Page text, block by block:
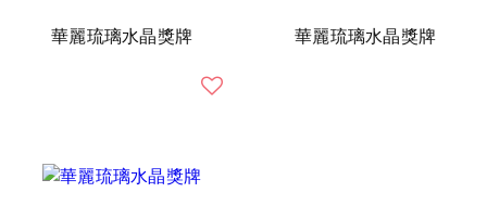
華麗琉璃水晶獎牌 華麗琉璃水晶獎牌